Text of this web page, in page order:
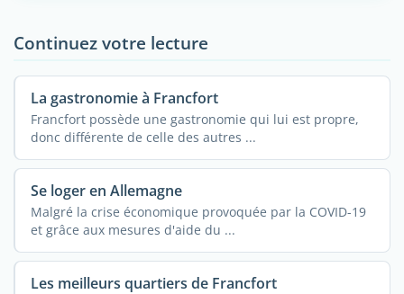
Continuez votre lecture
La gastronomie à Francfort
Francfort possède une gastronomie qui lui est propre,
donc différente de celle des autres ...
Se loger en Allemagne
Malgré la crise économique provoquée par la COVID-19
et grâce aux mesures d'aide du ...
Les meilleurs quartiers de Francfort